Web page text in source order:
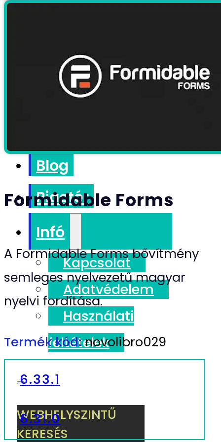
Címlap
Szolgáltatások
Blog
Piactér
Infó
Kapcsolat
Adatvédelem
Használati
feltételek
WEBHELYSZINTŰ
KERESÉS
Formidable Forms
A Formidable Forms bővítmény
semleges nyelvezetű magyar
nyelvi fordítása.
Termék kód:novolibro029
6.33.1
6.31.0